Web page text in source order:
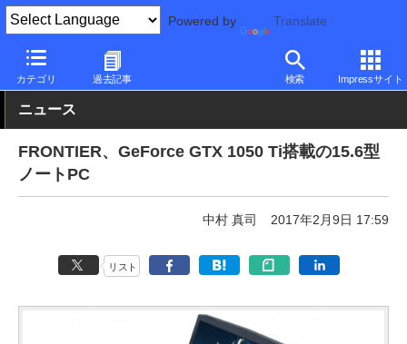
Powered by Translate
カテゴリ 過去記事 検索 Impressサイト
PC Watch パソコン/タブレット/スマートフォン ゲーミングノー
ニュース
FRONTIER、GeForce GTX 1050 Ti搭載の15.6型
ノートPC
中村 真司 2017年2月9日 17:59
リスト